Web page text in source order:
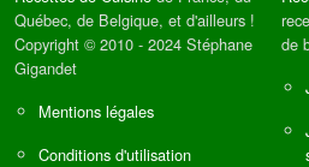
Québec, de Belgique, et d'ailleurs !
Copyright © 2010 - 2024 Stéphane
Gigandet
Mentions légales
Conditions d'utilisation
de